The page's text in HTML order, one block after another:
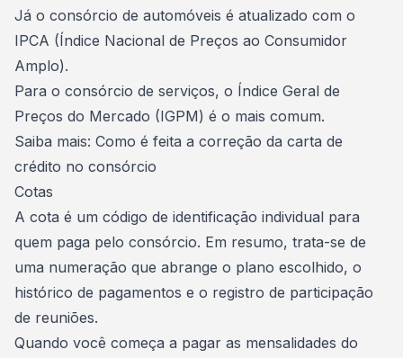
Já o consórcio de automóveis é atualizado com o
IPCA (Índice Nacional de Preços ao Consumidor
Amplo).
Para o consórcio de serviços, o Índice Geral de
Preços do Mercado (IGPM) é o mais comum.
Saiba mais: Como é feita a correção da carta de
crédito no consórcio
Cotas
A cota é um código de identificação individual para
quem paga pelo consórcio. Em resumo, trata-se de
uma numeração que abrange o plano escolhido, o
histórico de pagamentos e o registro de participação
de reuniões.
Quando você começa a pagar as mensalidades do